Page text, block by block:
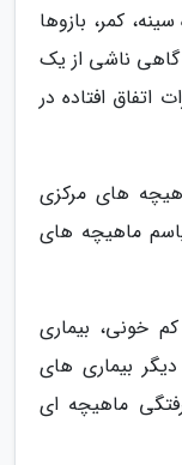
کمر، بازوها
ناشی از یک
افتاده در
های مرکزی
ماهیچه های
خونی، بیماری
بیماری های
ماهیچه ای